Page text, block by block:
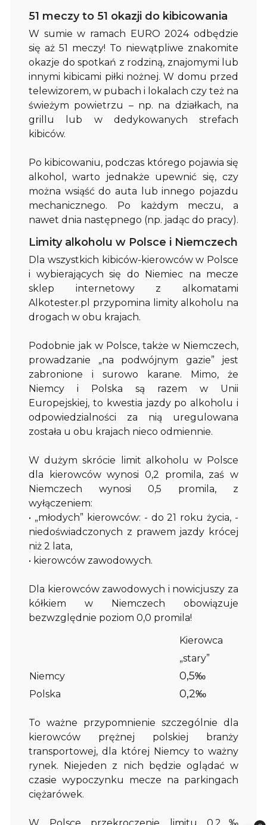
51 meczy to 51 okazji do kibicowania
W sumie w ramach EURO 2024 odbędzie
się aż 51 meczy! To niewątpliwe znakomite
okazje do spotkań z rodziną, znajomymi lub
innymi kibicami piłki nożnej. W domu przed
telewizorem, w pubach i lokalach czy też na
świeżym powietrzu – np. na działkach, na
grillu lub w dedykowanych strefach
kibiców.
Po kibicowaniu, podczas którego pojawia się
alkohol, warto jednakże upewnić się, czy
można wsiąść do auta lub innego pojazdu
mechanicznego. Po każdym meczu, a
nawet dnia następnego (np. jadąc do pracy).
Limity alkoholu w Polsce i Niemczech
Dla wszystkich kibiców-kierowców w Polsce
i wybierających się do Niemiec na mecze
sklep internetowy z alkomatami
Alkotester.pl przypomina limity alkoholu na
drogach w obu krajach.
Podobnie jak w Polsce, także w Niemczech,
prowadzanie „na podwójnym gazie” jest
zabronione i surowo karane. Mimo, że
Niemcy i Polska są razem w Unii
Europejskiej, to kwestia jazdy po alkoholu i
odpowiedzialności za nią uregulowana
została u obu krajach nieco odmiennie.
W dużym skrócie limit alkoholu w Polsce
dla kierowców wynosi 0,2 promila, zaś w
Niemczech wynosi 0,5 promila, z
wyłączeniem:
• „młodych” kierowców: - do 21 roku życia, -
niedoświadczonych z prawem jazdy krócej
niż 2 lata,
• kierowców zawodowych.
Dla kierowców zawodowych i nowicjuszy za
kółkiem w Niemczech obowiązuje
bezwzględnie poziom 0,0 promila!
Kierowca
„stary”
Niemcy
0,5‰
Polska 0,2‰
To ważne przypomnienie szczególnie dla
kierowców prężnej polskiej branży
transportowej, dla której Niemcy to ważny
rynek. Niejeden z nich będzie oglądać w
czasie wypoczynku mecze na parkingach
ciężarówek.